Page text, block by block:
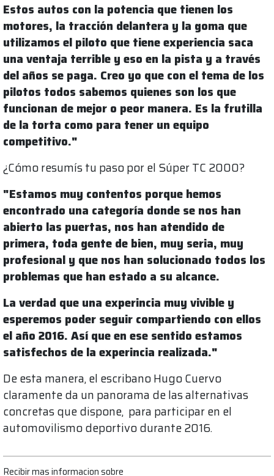
Estos autos con la potencia que tienen los
motores, la tracción delantera y la goma que
utilizamos el piloto que tiene experiencia saca
una ventaja terrible y eso en la pista y a través
del años se paga. Creo yo que con el tema de los
pilotos todos sabemos quienes son los que
funcionan de mejor o peor manera. Es la frutilla
de la torta como para tener un equipo
competitivo."
¿Cómo resumís tu paso por el Súper TC 2000?
"Estamos muy contentos porque hemos
encontrado una categoría donde se nos han
abierto las puertas, nos han atendido de
primera, toda gente de bien, muy seria, muy
profesional y que nos han solucionado todos los
problemas que han estado a su alcance.
La verdad que una experincia muy vivible y
esperemos poder seguir compartiendo con ellos
el año 2016. Así que en ese sentido estamos
satisfechos de la experincia realizada."
De esta manera, el escribano Hugo Cuervo
claramente da un panorama de las alternativas
concretas que dispone, para participar en el
automovilismo deportivo durante 2016.
Recibir mas informacion sobre